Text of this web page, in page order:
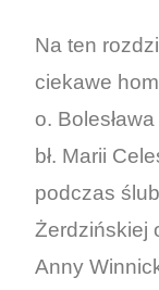
Na ten
ciekawe
o.
bł. Marii
podczas
Żerdzińskiej
Anny